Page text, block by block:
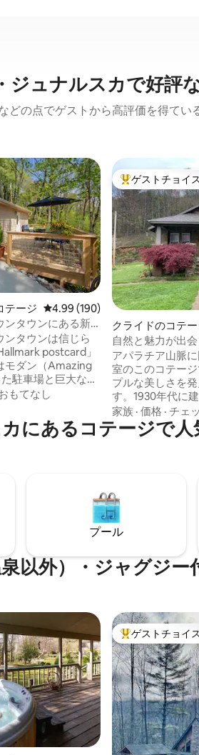
ジュナルスカで好評
どの点でゲストから高評価を得てい
均評価
スです。
テージ レビュー190件、5つ星中4.99つ
4.99 (190)
ンタウンにある新
ージ！
ンタウンは信じら
postcard」
モダン（Amazing
駐車場と巨大な専
。魅力的で歴史
ートからわずか3
で35分でビルトモ
ます！
もてなし
大好評のゲスト
ゲストチョイス
クライドのコテ
自然と魅力が出会
アパラチア山脈
室のこのコテー
プルな美しさを
す。1930年代に
コテージは、その
保ちながら、快
ティ・設備をす
外出する場合は、
ペット用のケージ
いいたします。ペ
おくことは絶対
家族 · 価格 · チェ
にあるコテージで
プール
以外）・ジャグジー
大好評のゲスト
ゲストチョイス